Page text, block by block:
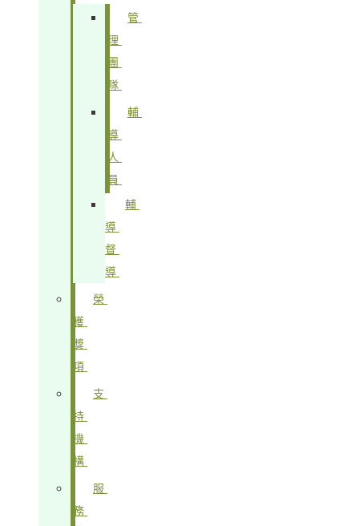
管
理
團
隊
輔
導
人
員
輔
導
督
導
榮
獲
獎
項
支
持
機
構
服
務